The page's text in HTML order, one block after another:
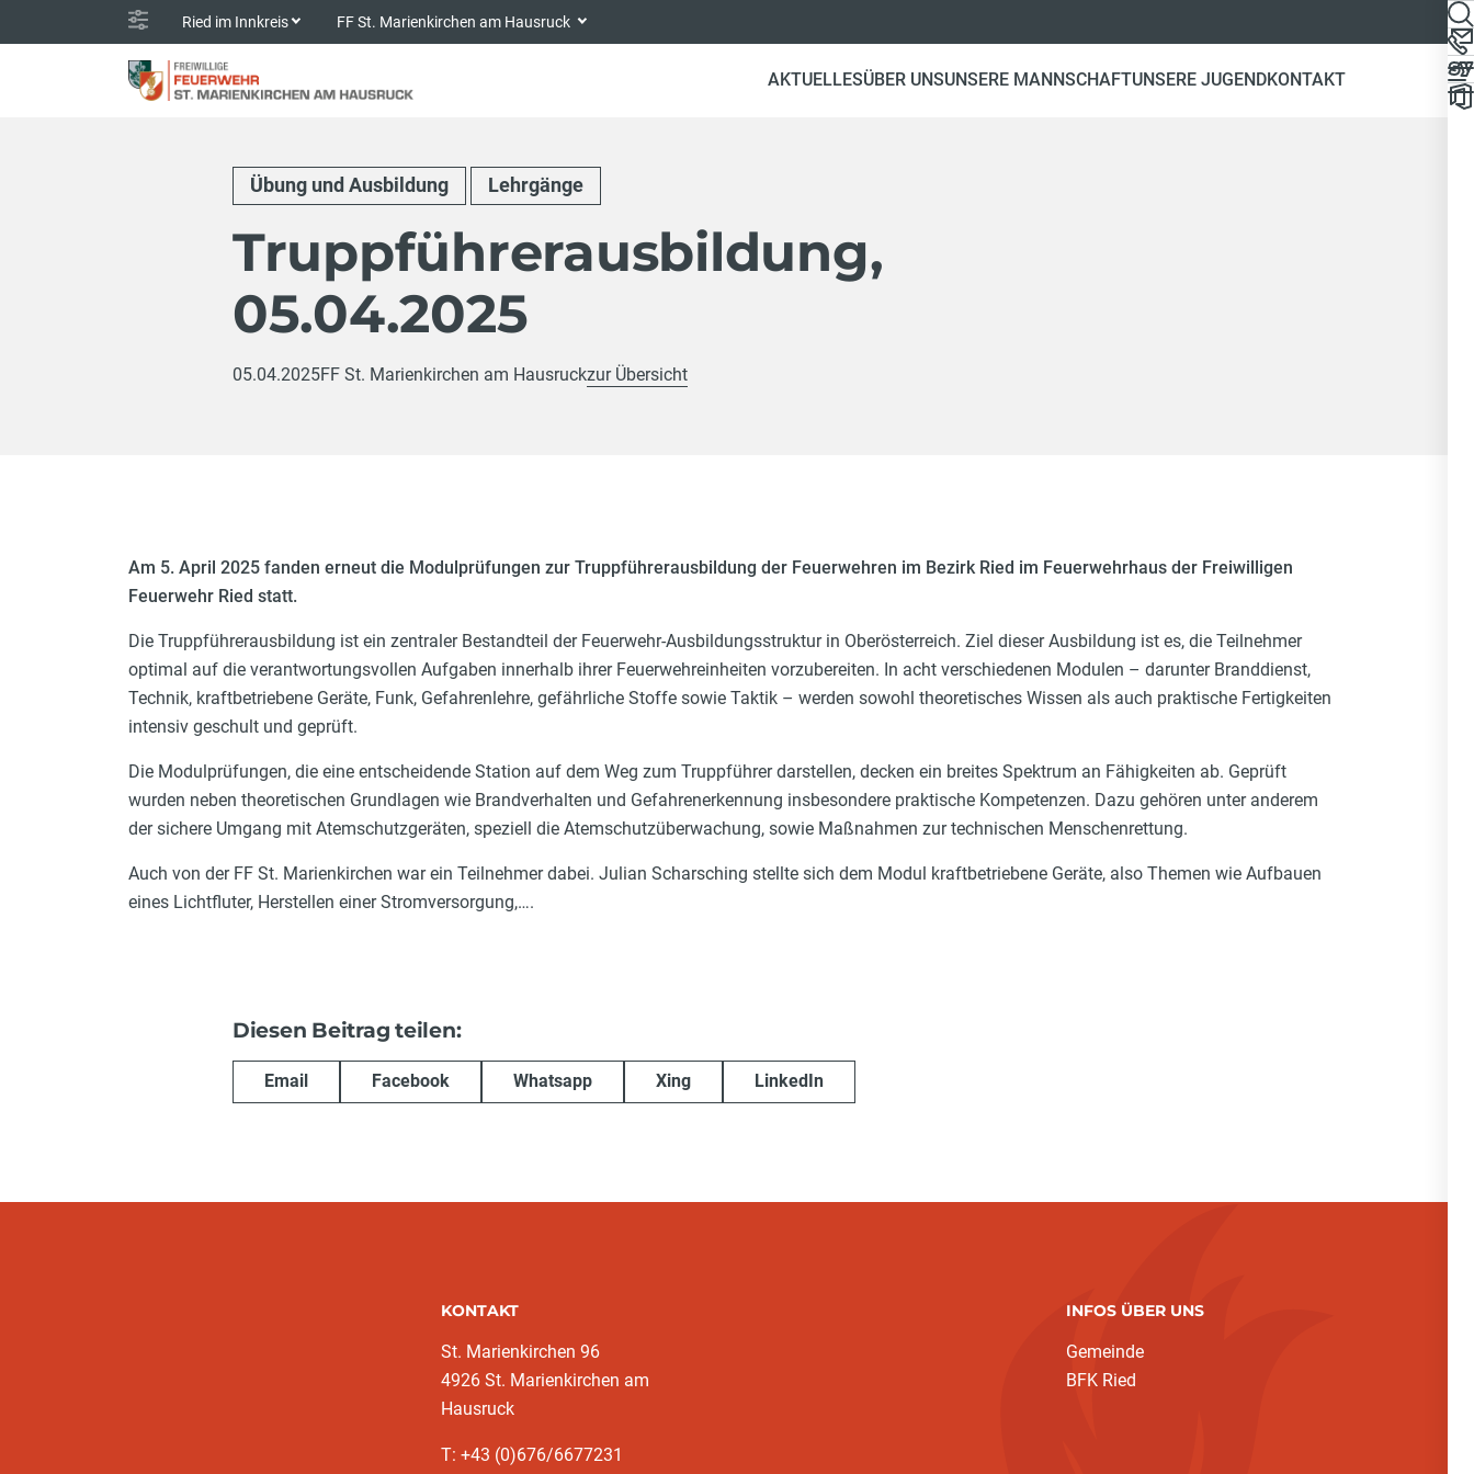
Ried im Innkreis FF St. Marienkirchen am Hausruck
AKTUELLESÜBER UNSUNSERE MANNSCHAFTUNSERE JUGENDKONTAKT
Übung und Ausbildung Lehrgänge
Truppführerausbildung,
05.04.2025
05.04.2025FF St. Marienkirchen am Hausruckzur Übersicht
Am 5. April 2025 fanden erneut die Modulprüfungen zur Truppführerausbildung der Feuerwehren im Bezirk Ried im Feuerwehrhaus der Freiwilligen
Feuerwehr Ried statt.
Die Truppführerausbildung ist ein zentraler Bestandteil der Feuerwehr-Ausbildungsstruktur in Oberösterreich. Ziel dieser Ausbildung ist es, die Teilnehmer
optimal auf die verantwortungsvollen Aufgaben innerhalb ihrer Feuerwehreinheiten vorzubereiten. In acht verschiedenen Modulen – darunter Branddienst,
Technik, kraftbetriebene Geräte, Funk, Gefahrenlehre, gefährliche Stoffe sowie Taktik – werden sowohl theoretisches Wissen als auch praktische Fertigkeiten
intensiv geschult und geprüft.
Die Modulprüfungen, die eine entscheidende Station auf dem Weg zum Truppführer darstellen, decken ein breites Spektrum an Fähigkeiten ab. Geprüft
wurden neben theoretischen Grundlagen wie Brandverhalten und Gefahrenerkennung insbesondere praktische Kompetenzen. Dazu gehören unter anderem
der sichere Umgang mit Atemschutzgeräten, speziell die Atemschutzüberwachung, sowie Maßnahmen zur technischen Menschenrettung.
Auch von der FF St. Marienkirchen war ein Teilnehmer dabei. Julian Scharsching stellte sich dem Modul kraftbetriebene Geräte, also Themen wie Aufbauen
eines Lichtfluter, Herstellen einer Stromversorgung,….
Diesen Beitrag teilen:
Email Facebook Whatsapp Xing LinkedIn
KONTAKT
St. Marienkirchen 96
4926 St. Marienkirchen am
Hausruck
T: +43 (0)676/6677231
INFOS ÜBER UNS
Gemeinde
BFK Ried